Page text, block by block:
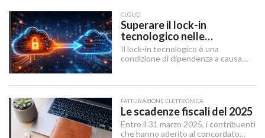
sicuro, tracciabile e interoperabile.
CLOUD
Superare il lock-in
tecnologico nelle
architetture IT
Il lock-in tecnologico è una
condizione di dipendenza a causa
a un fornitore specifico, a causa di
e contrattuali o legati al tempo
necessario per attuare un cambio
tecnologico.
FATTURAZIONE ELETTRONICA
Le scadenze fiscali del 2025
Entro il 31 marzo 2025, i contribuenti
che hanno aderito al concordato